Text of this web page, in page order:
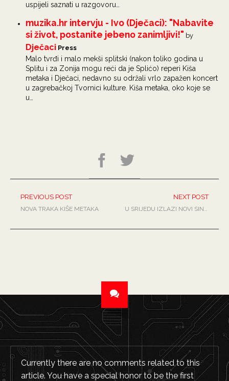
uspijeli saznati u razgovoru…
muzika.hr intervju - Ivo (Dječaci): "Nabavite
si život, postanite jebeno zanimljivi!" by
Dječaci Press
Malo tvrđi i malo mekši splitski (nakon toliko godina u
Splitu i za Zonija mogu reći da je Splićo) reperi Kiša
metaka i Dječaci, nedavno su održali vrlo zapažen koncert
u zagrebačkoj Tvornici kulture. Kiša metaka, oko koje se
u…
PREVIOUS POST
NOVA TRAKA KIŠE METAKA
NEXT POST
U SRIJEDU IZLAZI NOVI SINGL
Currently there are no comments related to this
article. You have a special honor to be the first